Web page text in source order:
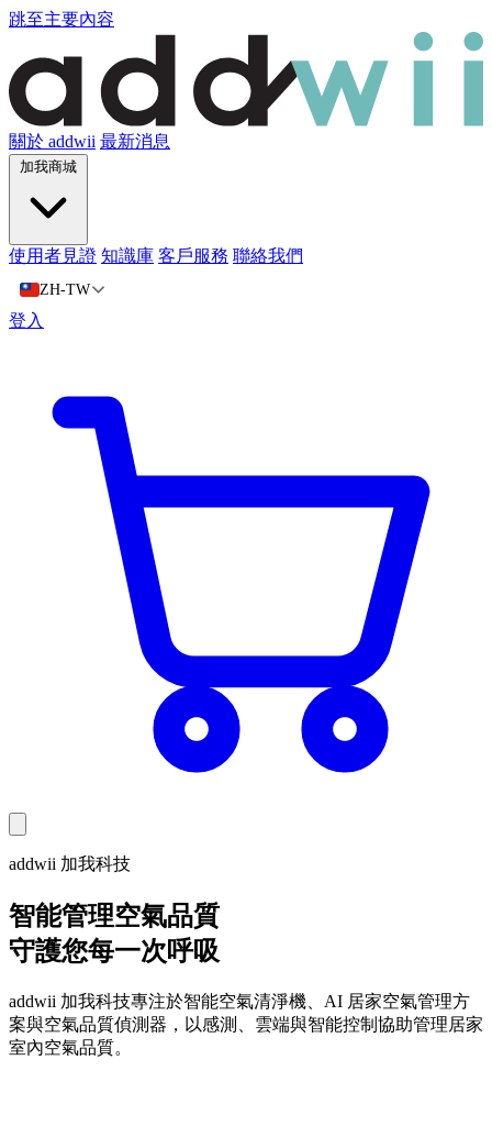
跳至主要內容
關於 addwii 最新消息
加我商城
使用者見證 知識庫 客戶服務 聯絡我們
ZH-TW
登入
addwii 加我科技
智能管理空氣品質
守護您每一次呼吸
addwii 加我科技專注於智能空氣清淨機、AI 居家空氣管理方
案與空氣品質偵測器，以感測、雲端與智能控制協助管理居家
室內空氣品質。